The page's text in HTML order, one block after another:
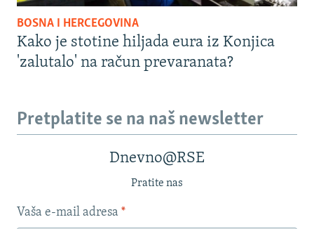
BOSNA I HERCEGOVINA
Kako je stotine hiljada eura iz Konjica
'zalutalo' na račun prevaranata?
Pretplatite se na naš newsletter
Dnevno@RSE
Pratite nas
Vaša e-mail adresa *